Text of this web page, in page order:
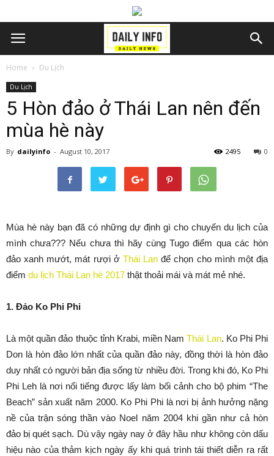
Home Du Lịch
Du Lịch
5 Hòn đảo ở Thái Lan nên đến
mùa hè này
By dailyinfo - August 10, 2017 0
2495
Mùa hè này bạn đã có những dự định gì cho chuyến du lịch của
mình chưa??? Nếu chưa thì hãy cùng Tugo điểm qua các hòn
đảo xanh mướt, mát rượi ở Thái Lan để chọn cho mình một địa
điểm du lịch Thái Lan hè 2017 thật thoải mái và mát mẻ nhé.
1. Đảo Ko Phi Phi
Là một quần đảo thuộc tỉnh Krabi, miền NamThái Lan. Ko Phi Phi
Don là hòn đảo lớn nhất của quần đảo này, đồng thời là hòn đảo
duy nhất có người bản địa sống từ nhiều đời. Trong khi đó, Ko Phi
Phi Leh là nơi nổi tiếng được lấy làm bối cảnh cho bộ phim “The
Beach” sản xuất năm 2000. Ko Phi Phi là nơi bị ảnh hưởng nặng
nề của trận sóng thần vào Noel năm 2004 khi gần như cả hòn
đảo bị quét sạch. Dù vậy ngày nay ở đây hầu như không còn dấu
hiệu nào của thảm kịch ngày ấy khi quá trình tái thiết diễn ra rất